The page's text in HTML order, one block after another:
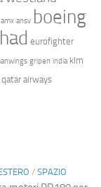
amx ansv boeing
eurofighter
gripen india klm
qatar airways
/ SPAZIO